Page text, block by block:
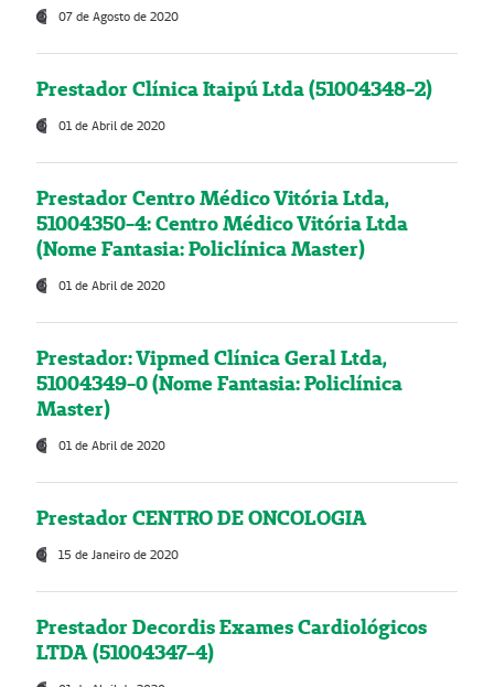
07 de Agosto de 2020
Prestador Clínica Itaipú Ltda (51004348-2)
01 de Abril de 2020
Prestador Centro Médico Vitória Ltda,
51004350-4: Centro Médico Vitória Ltda
(Nome Fantasia: Policlínica Master)
01 de Abril de 2020
Prestador: Vipmed Clínica Geral Ltda,
51004349-0 (Nome Fantasia: Policlínica
Master)
01 de Abril de 2020
Prestador CENTRO DE ONCOLOGIA
15 de Janeiro de 2020
Prestador Decordis Exames Cardiológicos
LTDA (51004347-4)